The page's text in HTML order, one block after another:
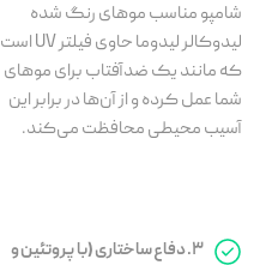
شامپو مناسب موهای رنگ شده
لیدوکالر لیدوما حاوی فیلتر UV است
که مانند یک ضدآفتاب برای موهای
شما عمل کرده و از آن‌ها در برابر این
آسیب محیطی محافظت می‌کند.
۳. دفاع ساختاری (با پروتئین و